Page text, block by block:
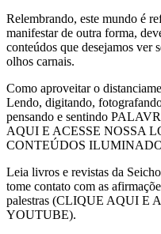
Relembrando, este mundo é
manifestar de outra forma,
conteúdos que desejamos ver
olhos carnais.
Como aproveitar o
Lendo, digitando,
pensando e sentindo
AQUI E ACESSE NOSSA
CONTEÚDOS
Leia livros e revistas da
tome contato com as
palestras (CLIQUE AQUI E
YOUTUBE).